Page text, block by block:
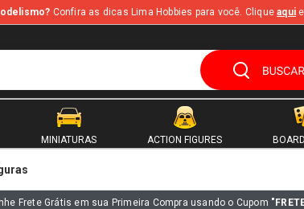
Confira as dicas Lima Hobbies para você. Cliqueaqui
MINIATURAS ACTION FIGURES
Frete Grátis em sua Primeira Compra usando o Cupom